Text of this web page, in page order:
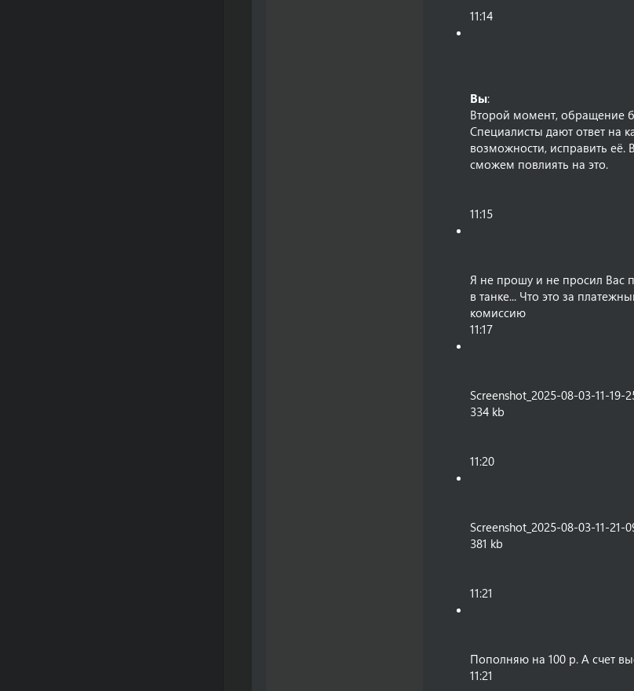
11:14
Вы:
Второй момент, обращение
Специалисты дают ответ на
возможности, исправить
сможем повлиять на это.
11:15
Я не прошу и не просил Вас
в танке... Что это за
комиссию
11:17
Screenshot_2025-08-03-11-
334 kb
11:20
Screenshot_2025-08-03-11-
381 kb
11:21
Пополняю на 100 р. А счет
11:21